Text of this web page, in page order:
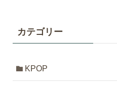
カテゴリー
KPOP